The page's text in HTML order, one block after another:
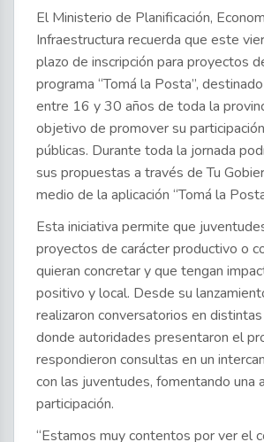
El Ministerio de Planificación,
Infraestructura recuerda que este
plazo de inscripción para proyectos
programa “Tomá la Posta”,
entre 16 y 30 años de toda la
objetivo de promover su
públicas. Durante toda la jornada
sus propuestas a través de Tu
medio de la aplicación “Tomá la
Esta iniciativa permite que
proyectos de carácter productivo o
quieran concretar y que tengan
positivo y local. Desde su
realizaron conversatorios en
donde autoridades presentaron el
respondieron consultas en un
con las juventudes, fomentando una
participación.
“Estamos muy contentos por ver el